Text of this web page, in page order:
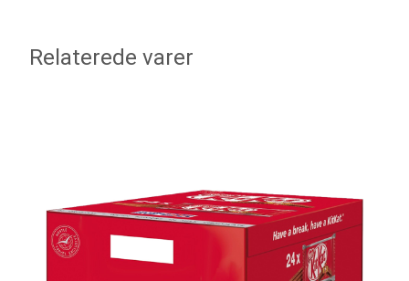
Relaterede varer